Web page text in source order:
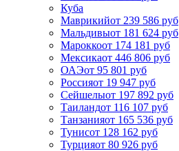
Куба
Маврикийот 239 586 руб
Мальдивыот 181 624 руб
Мароккоот 174 181 руб
Мексикаот 446 806 руб
ОАЭот 95 801 руб
Россияот 19 947 руб
Сейшелыот 197 892 руб
Таиландот 116 107 руб
Танзанияот 165 536 руб
Тунисот 128 162 руб
Турцияот 80 926 руб